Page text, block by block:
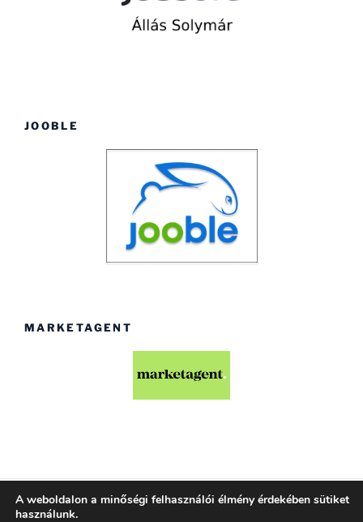
JOOBLE
MARKETAGENT
Köszönjük WordPress!
A weboldalon a minőségi felhasználói élmény érdekében sütiket
használunk.